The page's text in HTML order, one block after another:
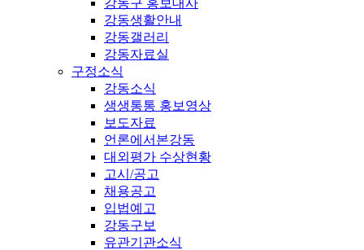
강동구 홍보대사
강동생활안내
강동갤러리
강동자료실
구정소식
강동소식
생생통통 홍보영상
보도자료
언론에서본강동
대외평가 수상현황
고시/공고
채용공고
입법예고
강동구보
유관기관소식